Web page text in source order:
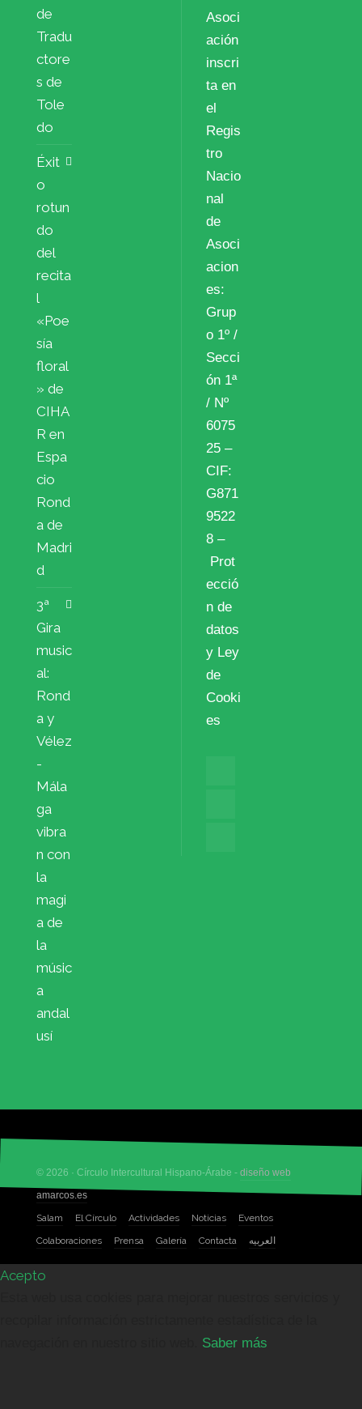
de
Tradu
ctore
s de
Tole
do
Éxit
o
rotun
do
del
recita
l
«Poe
sía
floral
» de
CIHA
R en
Espa
cio
Rond
a de
Madri
d
3ª
Gira
music
al:
Rond
a y
Vélez
-
Mála
ga
vibra
n con
la
magi
a de
la
músic
a
andal
usí
Asoci
ación
inscri
ta en
el
Regis
tro
Nacio
nal
de
Asoci
acion
es:
Grup
o 1º /
Secci
ón 1ª
/ Nº
6075
25 –
CIF:
G871
9522
8 –
Prot
ecció
n de
datos
y Ley
de
Cooki
es
© 2026 · Círculo Intercultural Hispano-Árabe - diseño web
amarcos.es
Salam
El Círculo Actividades Noticias
Eventos
Colaboraciones
Prensa Galería Contacta العربيه
Acepto
Saber más